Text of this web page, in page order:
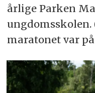
årlige Parken
ungdomsskolen.
maratonet var